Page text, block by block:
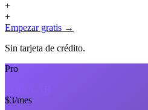
+
+
Empezar gratis →
Sin tarjeta de crédito.
Pro
$3/mes